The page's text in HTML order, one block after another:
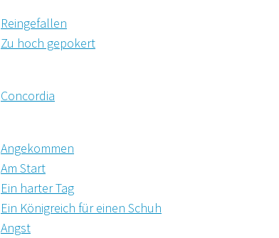
Reingefallen
Zu hoch gepokert
Concordia
Angekommen
Am Start
Ein harter Tag
Ein Königreich für einen Schuh
Angst